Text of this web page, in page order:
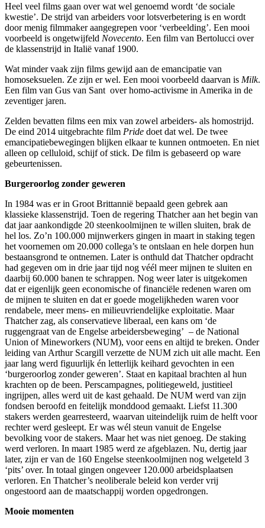
Heel veel films gaan over wat wel genoemd wordt ‘de sociale
kwestie’. De strijd van arbeiders voor lotsverbetering is en wordt
door menig filmmaker aangegrepen voor ‘verbeelding’. Een mooi
voorbeeld is ongetwijfeld Novecento. Een film van Bertolucci over
de klassenstrijd in Italië vanaf 1900.
Wat minder vaak zijn films gewijd aan de emancipatie van
homoseksuelen. Ze zijn er wel. Een mooi voorbeeld daarvan is Milk.
Een film van Gus van Sant over homo-activisme in Amerika in de
zeventiger jaren.
Zelden bevatten films een mix van zowel arbeiders- als homostrijd.
De eind 2014 uitgebrachte film Pride doet dat wel. De twee
emancipatiebewegingen blijken elkaar te kunnen ontmoeten. En niet
alleen op celluloid, schijf of stick. De film is gebaseerd op ware
gebeurtenissen.
Burgeroorlog zonder geweren
In 1984 was er in Groot Brittannië bepaald geen gebrek aan
klassieke klassenstrijd. Toen de regering Thatcher aan het begin van
dat jaar aankondigde 20 steenkoolmijnen te willen sluiten, brak de
hel los. Zo’n 100.000 mijnwerkers gingen in maart in staking tegen
het voornemen om 20.000 collega’s te ontslaan en hele dorpen hun
bestaansgrond te ontnemen. Later is onthuld dat Thatcher opdracht
had gegeven om in drie jaar tijd nog véél meer mijnen te sluiten en
daarbij 60.000 banen te schrappen. Nog weer later is uitgekomen
dat er eigenlijk geen economische of financiële redenen waren om
de mijnen te sluiten en dat er goede mogelijkheden waren voor
rendabele, meer mens- en milieuvriendelijke exploitatie. Maar
Thatcher zag, als conservatieve liberaal, een kans om ‘de
ruggengraat van de Engelse arbeidersbeweging’ – de National
Union of Mineworkers (NUM), voor eens en altijd te breken. Onder
leiding van Arthur Scargill verzette de NUM zich uit alle macht. Een
jaar lang werd figuurlijk én letterlijk keihard gevochten in een
‘burgeroorlog zonder geweren’. Staat en kapitaal brachten al hun
krachten op de been. Perscampagnes, politiegeweld, justitieel
ingrijpen, alles werd uit de kast gehaald. De NUM werd van zijn
fondsen beroofd en feitelijk monddood gemaakt. Liefst 11.300
stakers werden gearresteerd, waarvan uiteindelijk ruim de helft voor
rechter werd gesleept. Er was wél steun vanuit de Engelse
bevolking voor de stakers. Maar het was niet genoeg. De staking
werd verloren. In maart 1985 werd ze afgeblazen. Nu, dertig jaar
later, zijn er van de 160 Engelse steenkoolmijnen nog welgeteld 3
‘pits’ over. In totaal gingen ongeveer 120.000 arbeidsplaatsen
verloren. En Thatcher’s neoliberale beleid kon verder vrij
ongestoord aan de maatschappij worden opgedrongen.
Mooie momenten